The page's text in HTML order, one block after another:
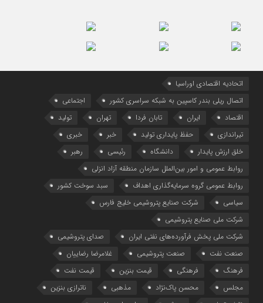
اتحادیه اقتصادی اوراسیا
اتصال ریلی بندر کاسپین به شبکه سراسری کشور
اجتماعی
اقتصاد
ایران تابان فردا تهران
تولید
تیراندازی
حفظ پایداری تولید خبر
خبری
خلق ارزش پایدار
دانشگاه رئیسی
رهبر
روابط عمومی و امور بین‌الملل سازمان منطقه آزاد انزلی
روابط عمومی گروه سرمایه‌گذاری اهداف
سبد سوخت کشور
سیاسی
شرکت صنایع پتروشیمی خلیج فارس
شرکت ملی صنایع پتروشیمی
شرکت ملی پخش فرآورده‌های نفتی ایران
صدای پتروشیمی
صنعت نفت
صنعت پتروشیمی
غلامرضا رضاییان
فرهنگ
فرهنگی قیمت بنزین
قیمت نفت
مجلس
محسن پاک‌نژاد مذهبی
ناترازی بنزین